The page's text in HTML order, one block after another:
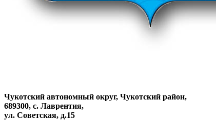
Чукотский автономный округ, Чукотский район,
689300, с. Лаврентия,
ул. Советская, д.15